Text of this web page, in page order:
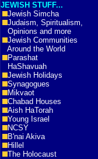
JEWISH STUFF...
Jewish Simcha
Judaism, Spiritualism,
Opinions and more
Jewish Communities
Around the World
Parashat
HaShavuah
Jewish Holidays
Synagogues
Mikvaot
Chabad Houses
Aish HaTorah
Young Israel
NCSY
B'nai Akiva
Hillel
The Holocaust